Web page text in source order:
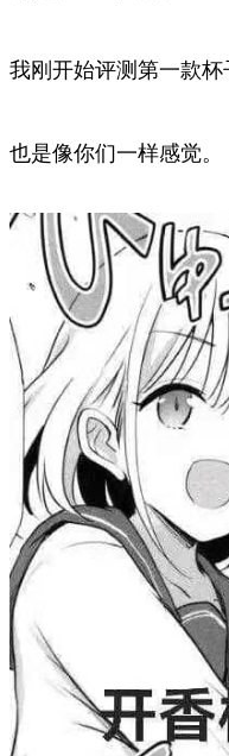
我刚开始评测第一款杯
也是像你们一样感觉。